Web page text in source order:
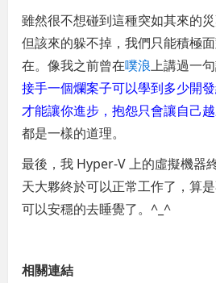
雖然很不想碰到這種突如其來的
但該來的躲不掉，我們只能積極
在。像我之前曾在噗浪上講過一
接手一個爛案子可以學到多少開
才能讓你進步，抱怨只會讓自己
都是一樣的道理。
最後，我 Hyper-V 上的虛擬機器
天大夥終於可以正常工作了，算
可以安穩的去睡覺了。^_^
相關連結